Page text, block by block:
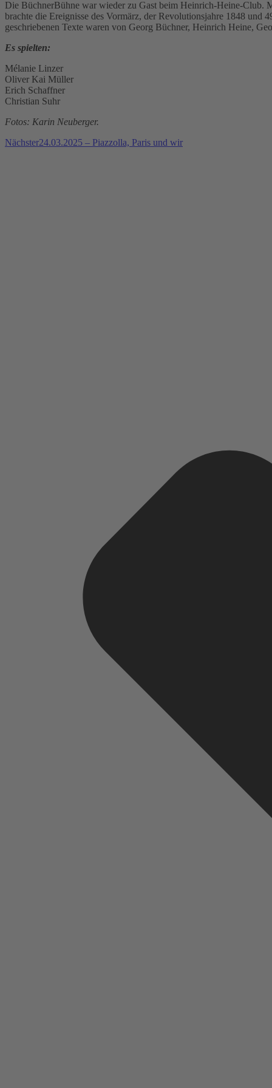
Die BüchnerBühne war wieder zu Gast beim Heinrich-Heine-Club.
brachte die Ereignisse des Vormärz, der Revolutionsjahre 1848
geschriebenen Texte waren von Georg Büchner, Heinrich Heine,
Es spielten:
Mélanie Linzer
Oliver Kai Müller
Erich Schaffner
Christian Suhr
Fotos: Karin Neuberger.
Nächster24.03.2025 – Piazzolla, Paris und wir